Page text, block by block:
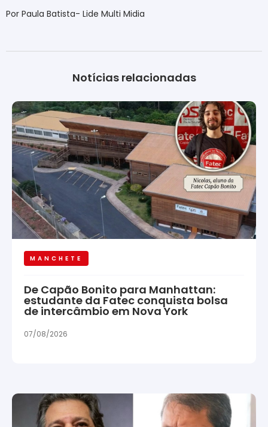
Por Paula Batista- Lide Multi Midia
Notícias relacionadas
MANCHETE
De Capão Bonito para Manhattan:
estudante da Fatec conquista bolsa
de intercâmbio em Nova York
07/08/2026